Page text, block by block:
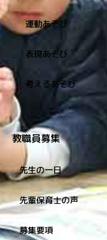
運動あそび
表現あそび
考えるあそび
教職員募集
先生の一日
先輩保育士の声
募集要項